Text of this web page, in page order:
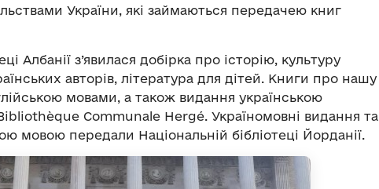
України, які займаються передачею книг
Албанії з’явилася добірка про історію, культуру
авторів, література для дітей. Книги про нашу
мовами, а також видання українською
Communale Hergé. Україномовні видання та
мовою передали Національній бібліотеці Йорданії.